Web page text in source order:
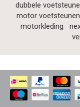
dubbele
motor voetsteunen
motorkleding